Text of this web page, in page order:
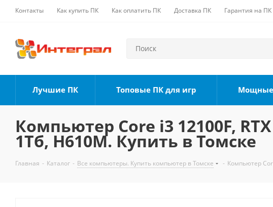
Контакты Как купить ПК Как оплатить ПК Доставка ПК Гарантия на ПК
Лучшие ПК Топовые ПК для игр Мощные
Компьютер Core i3 12100F, RTX
1Тб, H610M. Купить в Томске
Главная - Каталог - Все компьютеры. Купить компьютер в Томске - Компьютер